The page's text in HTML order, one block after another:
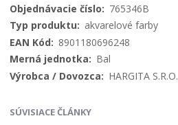
Viac
informácií
765346B
akvarelové farby
8901180696248
Bal
HARGITA S.R.O.
SÚVISIACE ČLÁNKY